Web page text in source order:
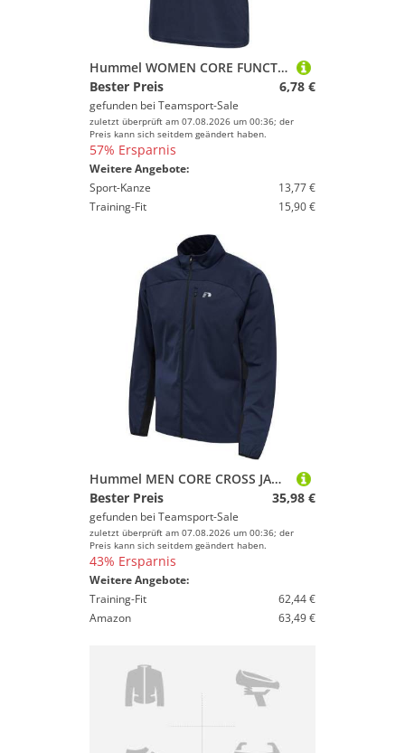
Hummel WOMEN CORE FUNCTIONAL T-SHIRT S/S - BLACK IRIS - XS
Bester Preis
6,78 €
gefunden bei Teamsport-Sale
zuletzt überprüft am 07.08.2026 um 00:36; der
Preis kann sich seitdem geändert haben.
57% Ersparnis
Weitere Angebote:
Sport-Kanze
13,77 €
Training-Fit
15,90 €
Hummel MEN CORE CROSS JACKET - BLACK IRIS - S
Bester Preis
35,98 €
gefunden bei Teamsport-Sale
zuletzt überprüft am 07.08.2026 um 00:36; der
Preis kann sich seitdem geändert haben.
43% Ersparnis
Weitere Angebote:
Training-Fit
62,44 €
Amazon
63,49 €